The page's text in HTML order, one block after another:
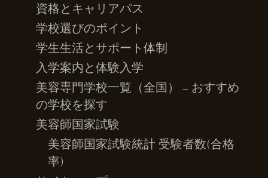
資格とキャリアパス
学校選びのポイント
学生生活とサポート体制
入学案内と体験入学
美容専門学校一覧（全国） – おすすめ
の学校を探す
美容師国家試験
美容師国家試験統計 受験者数(合格
率)